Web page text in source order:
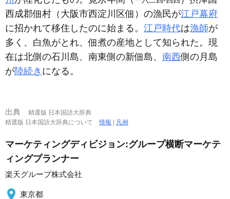
西成郡佃村（大阪市西淀川区佃）の漁民が江戸幕府
に招かれて移住したのに始まる。 江戸時代は漁師が
多く、白魚がとれ、佃煮の産地として知られた。現
在は北側の石川島、南東側の新佃島、 南西側の月島
が陸続き になる。
出典
精選版 日本国語大辞典
精選版 日本国語大辞典について情報 凡例
マーケティングディビジョン:グループ横断マーケテ
ィングプランナー
楽天グループ株式会社
東京都